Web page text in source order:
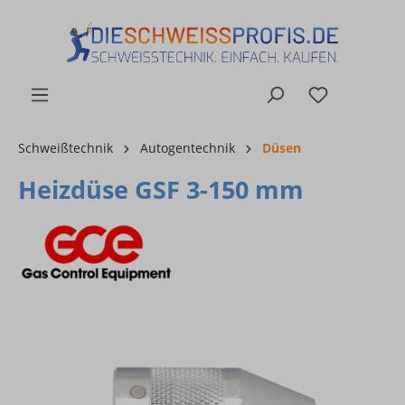
Schweißtechnik Autogentechnik Düsen
Heizdüse GSF 3-150 mm